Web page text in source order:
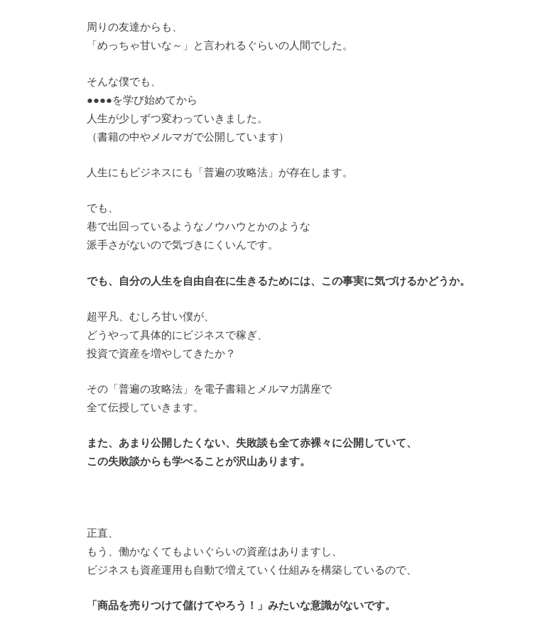
周りの友達からも、
「めっちゃ甘いな～」と言われるぐらいの人間でした。
そんな僕でも、
●●●●を学び始めてから
人生が少しずつ変わっていきました。
（書籍の中やメルマガで公開しています）
人生にもビジネスにも「普遍の攻略法」が存在します。
でも、
巷で出回っているようなノウハウとかのような
派手さがないので気づきにくいんです。
でも、自分の人生を自由自在に生きるためには、この事実に気づけるかどうか。
超平凡、むしろ甘い僕が、
どうやって具体的にビジネスで稼ぎ、
投資で資産を増やしてきたか？
その「普遍の攻略法」を電子書籍とメルマガ講座で
全て伝授していきます。
また、あまり公開したくない、失敗談も全て赤裸々に公開していて、
この失敗談からも学べることが沢山あります。
正直、
もう、働かなくてもよいぐらいの資産はありますし、
ビジネスも資産運用も自動で増えていく仕組みを構築しているので、
「商品を売りつけて儲けてやろう！」みたいな意識がないです。